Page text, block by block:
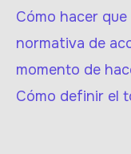
Cómo hacer
normativa de
momento de
Cómo definir el